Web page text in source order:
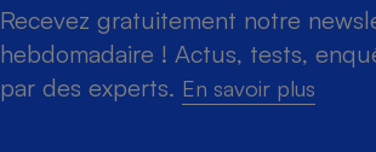
Recevez gratuitement notre
hebdomadaire ! Actus, tests,
par des experts. En savoir plus